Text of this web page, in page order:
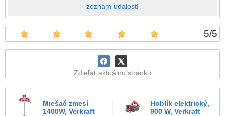
zoznam udalostí
5/5
Zdieľať aktuálnu stránku
Miešač zmesí
1400W, Verkraft
Hoblík elektrický,
900 W, Verkraft